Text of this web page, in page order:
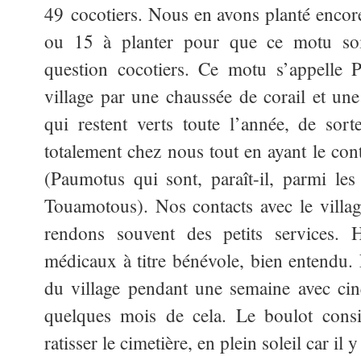
49 cocotiers. Nous en avons planté
ou 15 à planter pour que ce motu
question cocotiers. Ce motu s’appelle
village par une chaussée de corail et
qui restent verts toute l’année, de
totalement chez nous tout en ayant le
(Paumotus qui sont, paraît-il, parmi
Touamotous). Nos contacts avec le
rendons souvent des petits services.
médicaux à titre bénévole, bien
du village pendant une semaine avec
quelques mois de cela. Le boulot
ratisser le cimetière, en plein soleil car il